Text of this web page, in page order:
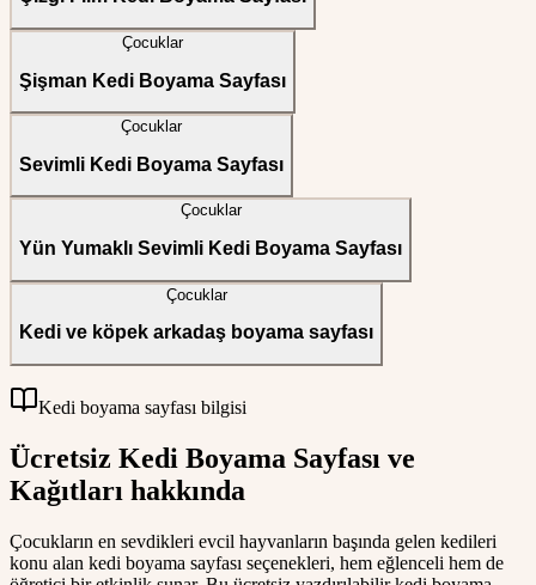
Çocuklar
Şişman Kedi Boyama Sayfası
Çocuklar
Sevimli Kedi Boyama Sayfası
Çocuklar
Yün Yumaklı Sevimli Kedi Boyama Sayfası
Çocuklar
Kedi ve köpek arkadaş boyama sayfası
Kedi boyama sayfası bilgisi
Ücretsiz Kedi Boyama Sayfası ve
Kağıtları hakkında
Çocukların en sevdikleri evcil hayvanların başında gelen kedileri
konu alan kedi boyama sayfası seçenekleri, hem eğlenceli hem de